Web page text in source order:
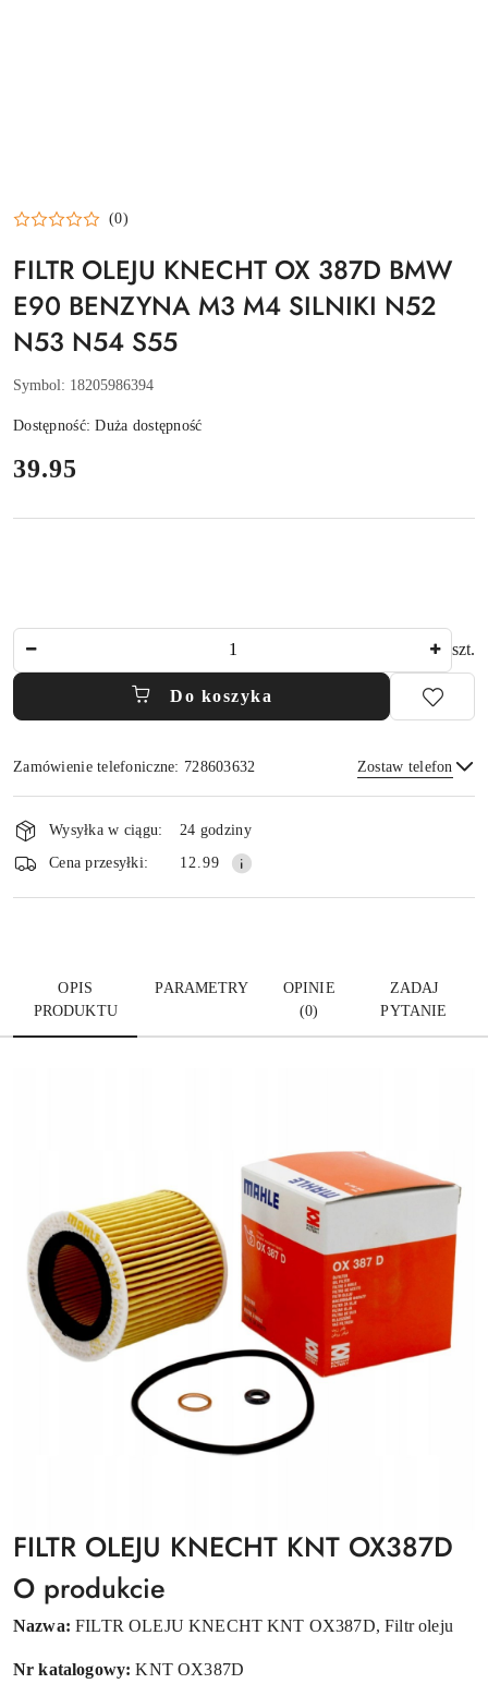
(0)
FILTR OLEJU KNECHT OX 387D BMW
E90 BENZYNA M3 M4 SILNIKI N52
N53 N54 S55
Symbol: 18205986394
Dostępność:Duża dostępność
cena:
39.95
szt.
Do koszyka
Zamówienie telefoniczne: 728603632 Zostaw telefon
Wyślij
Dostępność
i
dostawa
Wysyłka w ciągu:
24 godziny
Cena przesyłki:
12.99
OPIS
PRODUKTU
PARAMETRY
OPINIE
(0)
ZADAJ
PYTANIE
FILTR OLEJU KNECHT KNT OX387D
O produkcie
Nazwa: FILTR OLEJU KNECHT KNT OX387D, Filtr oleju
Nr katalogowy: KNT OX387D